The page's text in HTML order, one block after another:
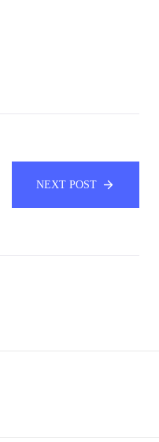
NEXT POST